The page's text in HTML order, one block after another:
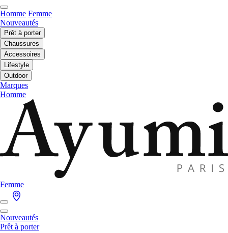
Homme Femme
Nouveautés
Prêt à porter
Chaussures
Accessoires
Lifestyle
Outdoor
Marques
Homme
Femme
Nouveautés
Prêt à porter